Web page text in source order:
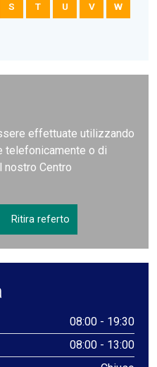
S T U V W
effettuate utilizzando
telefonicamente o di
Centro
Ritira referto
08:00 - 19:30
08:00 - 13:00